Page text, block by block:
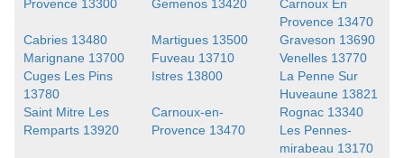
Provence 13300
Gemenos 13420
Carnoux En
Provence 13470
Cabries 13480
Martigues 13500
Graveson 13690
Marignane 13700
Fuveau 13710
Venelles 13770
Cuges Les Pins
13780
Istres 13800
La Penne Sur
Huveaune 13821
Saint Mitre Les
Remparts 13920
Carnoux-en-
Provence 13470
Rognac 13340
Les Pennes-
mirabeau 13170